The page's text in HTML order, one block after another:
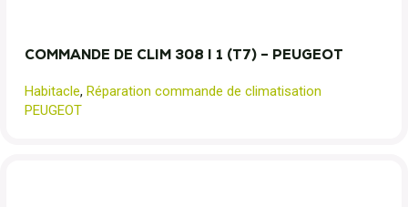
COMMANDE DE CLIM 308 I 1 (T7) – PEUGEOT
Habitacle, Réparation commande de climatisation
PEUGEOT